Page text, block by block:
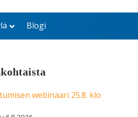
c
b
k
s
a
Blogi
webinaari 25.8. klo